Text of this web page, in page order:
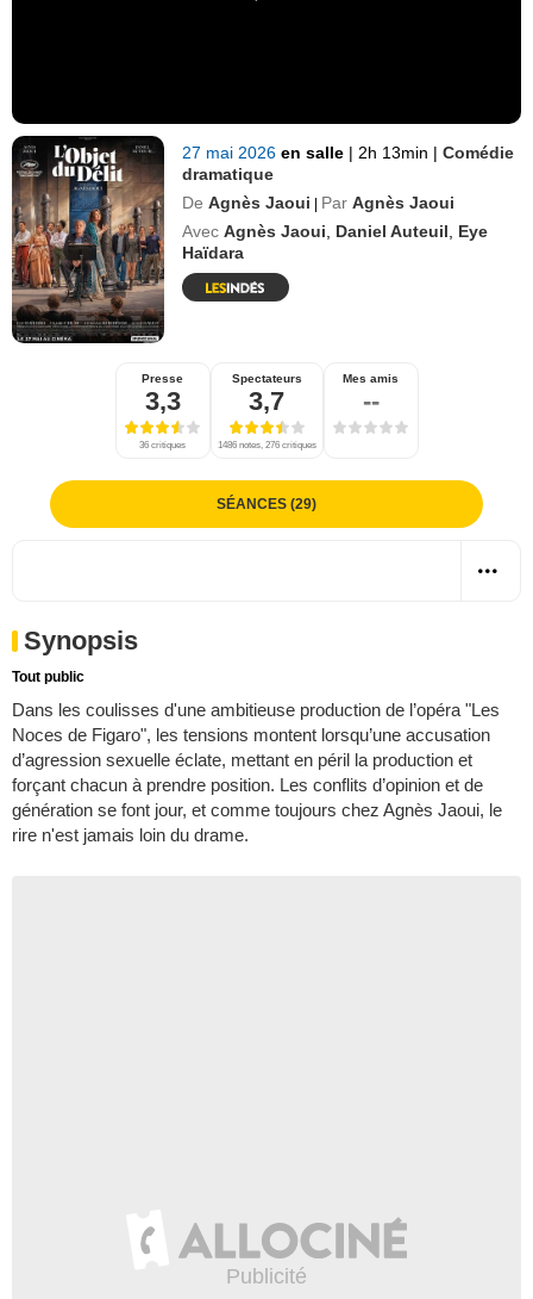
27 mai 2026en salle | 2h 13min | Comédie
dramatique
De Agnès Jaoui | Par Agnès Jaoui
Avec Agnès Jaoui Daniel Auteuil
Eye
Haïdara
Presse
3,3
36 critiques
Spectateurs
3,7
1486 notes, 276 critiques
Mes amis
--
SÉANCES (29)
Synopsis
Tout public
Dans les coulisses d'une ambitieuse production de l’opéra "Les
Noces de Figaro", les tensions montent lorsqu’une accusation
d’agression sexuelle éclate, mettant en péril la production et
forçant chacun à prendre position. Les conflits d’opinion et de
génération se font jour, et comme toujours chez Agnès Jaoui, le
rire n'est jamais loin du drame.